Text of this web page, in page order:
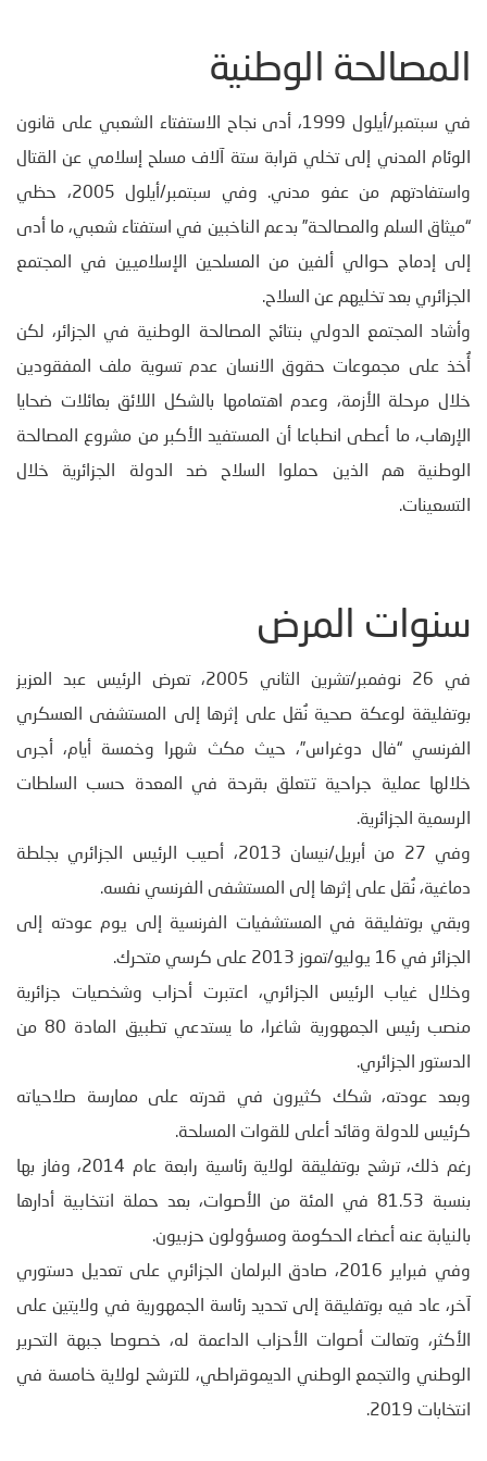
المصالحة الوطنية
في سبتمبر/أيلول 1999، أدى نجاح الاستفتاء الشعبي على قانون
الوئام المدني إلى تخلي قرابة ستة آلاف مسلح إسلامي عن القتال
واستفادتهم من عفو مدني. وفي سبتمبر/أيلول 2005، حظي
“ميثاق السلم والمصالحة” بدعم الناخبين في استفتاء شعبي، ما أدى
إلى إدماج حوالي ألفين من المسلحين الإسلاميين في المجتمع
الجزائري بعد تخليهم عن السلاح.
وأشاد المجتمع الدولي بنتائج المصالحة الوطنية في الجزائر، لكن
أُخذ على مجموعات حقوق الانسان عدم تسوية ملف المفقودين
خلال مرحلة الأزمة، وعدم اهتمامها بالشكل اللائق بعائلات ضحايا
الإرهاب، ما أعطى انطباعا أن المستفيد الأكبر من مشروع المصالحة
الوطنية هم الذين حملوا السلاح ضد الدولة الجزائرية خلال
التسعينات.
سنوات المرض
في 26 نوفمبر/تشرين الثاني 2005، تعرض الرئيس عبد العزيز
بوتفليقة لوعكة صحية نُقل على إثرها إلى المستشفى العسكري
الفرنسي “فال دوغراس”، حيث مكث شهرا وخمسة أيام، أجرى
خلالها عملية جراحية تتعلق بقرحة في المعدة حسب السلطات
الرسمية الجزائرية.
وفي 27 من أبريل/نيسان 2013، أصيب الرئيس الجزائري بجلطة
دماغية، نُقل على إثرها إلى المستشفى الفرنسي نفسه.
وبقي بوتفليقة في المستشفيات الفرنسية إلى يوم عودته إلى
الجزائر في 16 يوليو/تموز 2013 على كرسي متحرك.
وخلال غياب الرئيس الجزائري، اعتبرت أحزاب وشخصيات جزائرية
منصب رئيس الجمهورية شاغرا، ما يستدعي تطبيق المادة 80 من
الدستور الجزائري.
وبعد عودته، شكك كثيرون في قدرته على ممارسة صلاحياته
كرئيس للدولة وقائد أعلى للقوات المسلحة.
رغم ذلك، ترشح بوتفليقة لولاية رئاسية رابعة عام 2014، وفاز بها
بنسبة 81.53 في المئة من الأصوات، بعد حملة انتخابية أدارها
بالنيابة عنه أعضاء الحكومة ومسؤولون حزبيون.
وفي فبراير 2016، صادق البرلمان الجزائري على تعديل دستوري
آخر، عاد فيه بوتفليقة إلى تحديد رئاسة الجمهورية في ولايتين على
الأكثر، وتعالت أصوات الأحزاب الداعمة له، خصوصا جبهة التحرير
الوطني والتجمع الوطني الديموقراطي، للترشح لولاية خامسة في
انتخابات 2019.